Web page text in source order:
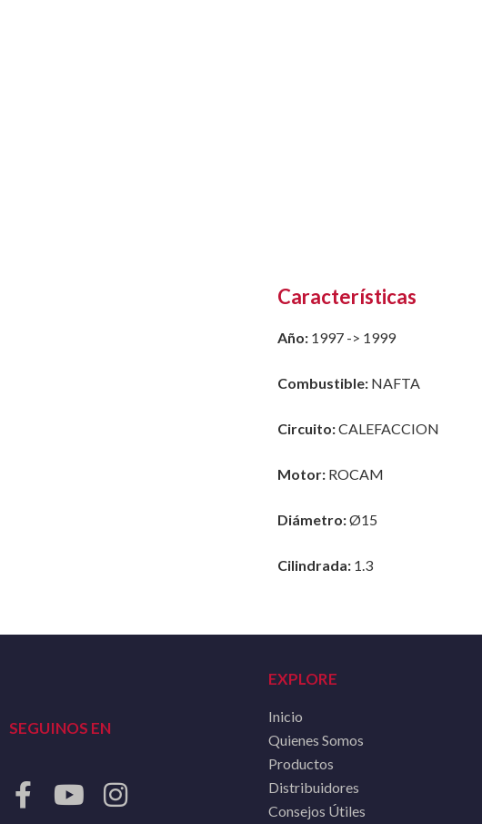
Características
Año: 1997 -> 1999
Combustible: NAFTA
Circuito:CALEFACCION
Motor: ROCAM
Diámetro:Ø15
Cilindrada: 1.3
SEGUINOS EN
EXPLORE
Inicio
Quienes Somos
Productos
Distribuidores
Consejos Útiles